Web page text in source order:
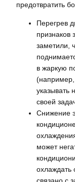
предотвратить
Перегрев
признаков
заметили,
в жаркую
указывать
своей
Снижение
может
охлаждать